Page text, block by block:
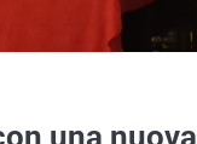
una nuova